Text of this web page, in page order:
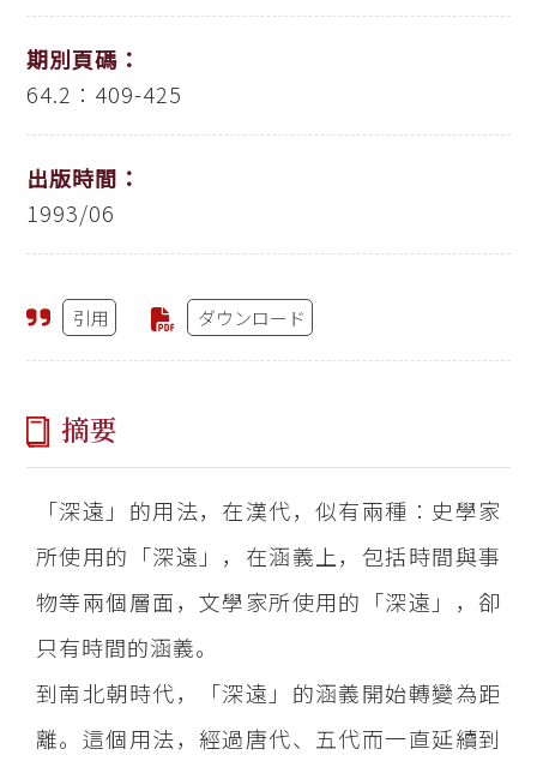
期別頁碼：
64.2：409-425
出版時間：
1993/06
引用 ダウンロード
摘要
「深遠」的用法，在漢代，似有兩種：史學家
所使用的「深遠」，在涵義上，包括時間與事
物等兩個層面，文學家所使用的「深遠」，卻
只有時間的涵義。
到南北朝時代，「深遠」的涵義開始轉變為距
離。這個用法，經過唐代、五代而一直延續到